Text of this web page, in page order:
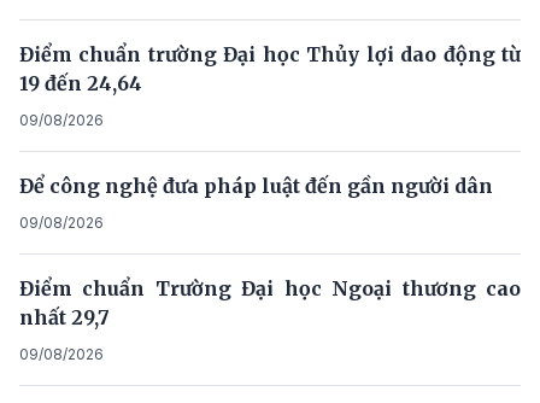
Điểm chuẩn trường Đại học Thủy lợi dao động từ
19 đến 24,64
09/08/2026
Để công nghệ đưa pháp luật đến gần người dân
09/08/2026
Điểm chuẩn Trường Đại học Ngoại thương cao
nhất 29,7
09/08/2026